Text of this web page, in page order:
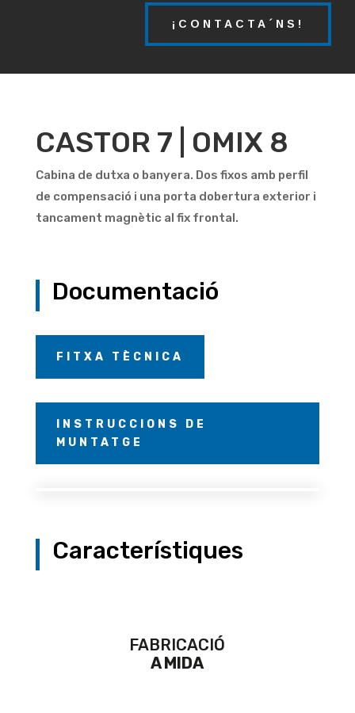
¡CONTACTA´NS!
CASTOR 7 | OMIX 8
Cabina de dutxa o banyera. Dos fixos amb perfil
de compensació i una porta dobertura exterior i
tancament magnètic al fix frontal.
Documentació
FITXA TÈCNICA
INSTRUCCIONS DE
MUNTATGE
Característiques
FABRICACIÓ
A MIDA